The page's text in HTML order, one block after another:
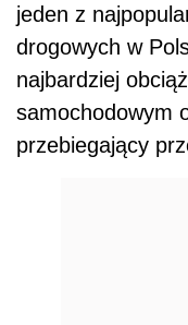
jeden z
drogowych w
najbardziej
samochodowym
przebiegający